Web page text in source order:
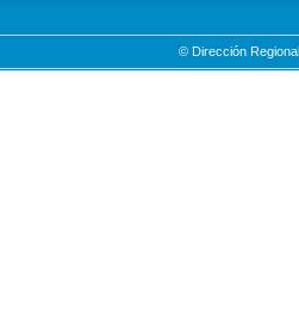
© Dirección